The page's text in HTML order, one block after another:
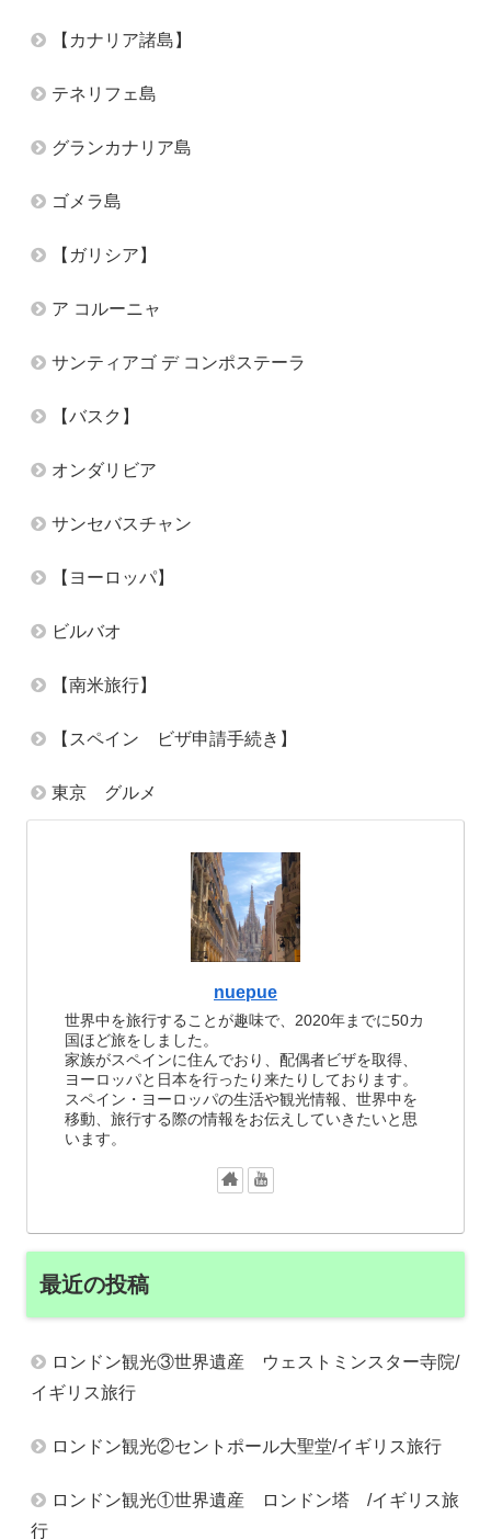
【カナリア諸島】
テネリフェ島
グランカナリア島
ゴメラ島
【ガリシア】
ア コルーニャ
サンティアゴ デ コンポステーラ
【バスク】
オンダリビア
サンセバスチャン
【ヨーロッパ】
ビルバオ
【南米旅行】
【スペイン ビザ申請手続き】
東京 グルメ
nuepue
世界中を旅行することが趣味で、2020年までに50カ
国ほど旅をしました。
家族がスペインに住んでおり、配偶者ビザを取得、
ヨーロッパと日本を行ったり来たりしております。
スペイン・ヨーロッパの生活や観光情報、世界中を
移動、旅行する際の情報をお伝えしていきたいと思
います。
最近の投稿
ロンドン観光③世界遺産 ウェストミンスター寺院/
イギリス旅行
ロンドン観光②セントポール大聖堂/イギリス旅行
ロンドン観光①世界遺産 ロンドン塔 /イギリス旅
行